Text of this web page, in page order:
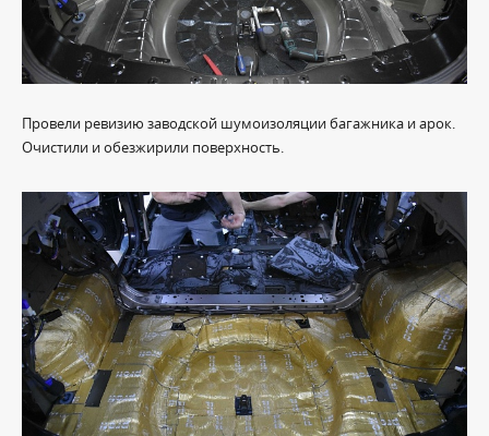
Провели ревизию заводской шумоизоляции багажника и арок.
Очистили и обезжирили поверхность.